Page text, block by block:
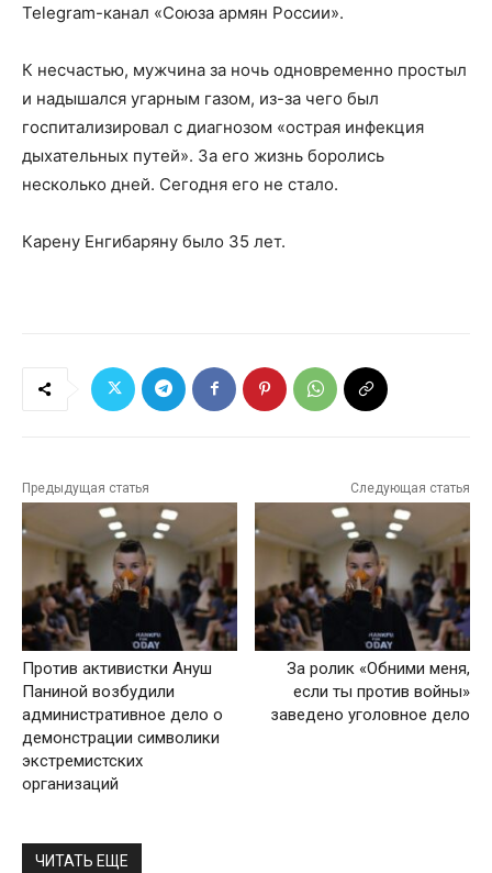
Telegram-канал «Союза армян России».
К несчастью, мужчина за ночь одновременно простыл
и надышался угарным газом, из-за чего был
госпитализировал с диагнозом «острая инфекция
дыхательных путей». За его жизнь боролись
несколько дней. Сегодня его не стало.
Карену Енгибаряну было 35 лет.
Предыдущая статья
Против активистки Ануш
Паниной возбудили
административное дело о
демонстрации символики
экстремистских
организаций
Следующая статья
За ролик «Обними меня,
если ты против войны»
заведено уголовное дело
ЧИТАТЬ ЕЩЕ